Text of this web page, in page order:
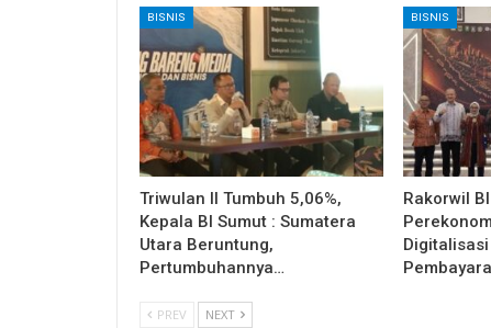
BISNIS
Triwulan II Tumbuh 5,06%,
Kepala BI Sumut : Sumatera
Utara Beruntung,
Pertumbuhannya…
BISNIS
Rakorwil
PREV NEXT